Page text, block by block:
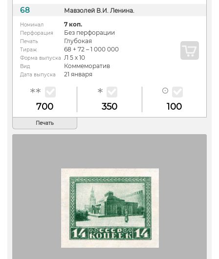
68 Мавзолей В.И. Ленина.
Номинал 7 коп.
Перфорация Без перфорации
Печать Глубокая
Тираж 68 + 72 – 1 000 000
Форма выпуска Л 5 х 10
Вид Коммеморатив
Дата выпуска 21 января
700 350 100
Печать